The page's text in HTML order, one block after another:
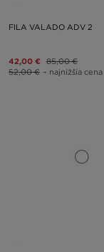
FILA VALADO ADV 2
42,00 € 85,00 €
52,00 € – najnižšia cena